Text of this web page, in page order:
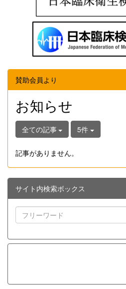
賛助会員より
お知らせ
全ての記事 5件
記事がありません。
サイト内検索ボックス